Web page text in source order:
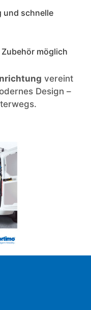
und schnelle
möglich
vereint
Design –